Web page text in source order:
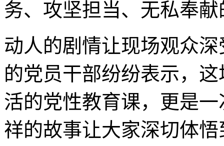
务、攻坚担当、无私奉
动人的剧情让现场观众
的党员干部纷纷表示，
活的党性教育课，更是
祥的故事让大家深切体